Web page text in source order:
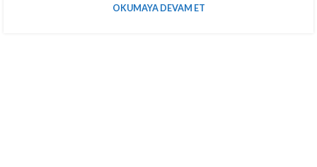
OKUMAYA DEVAM ET